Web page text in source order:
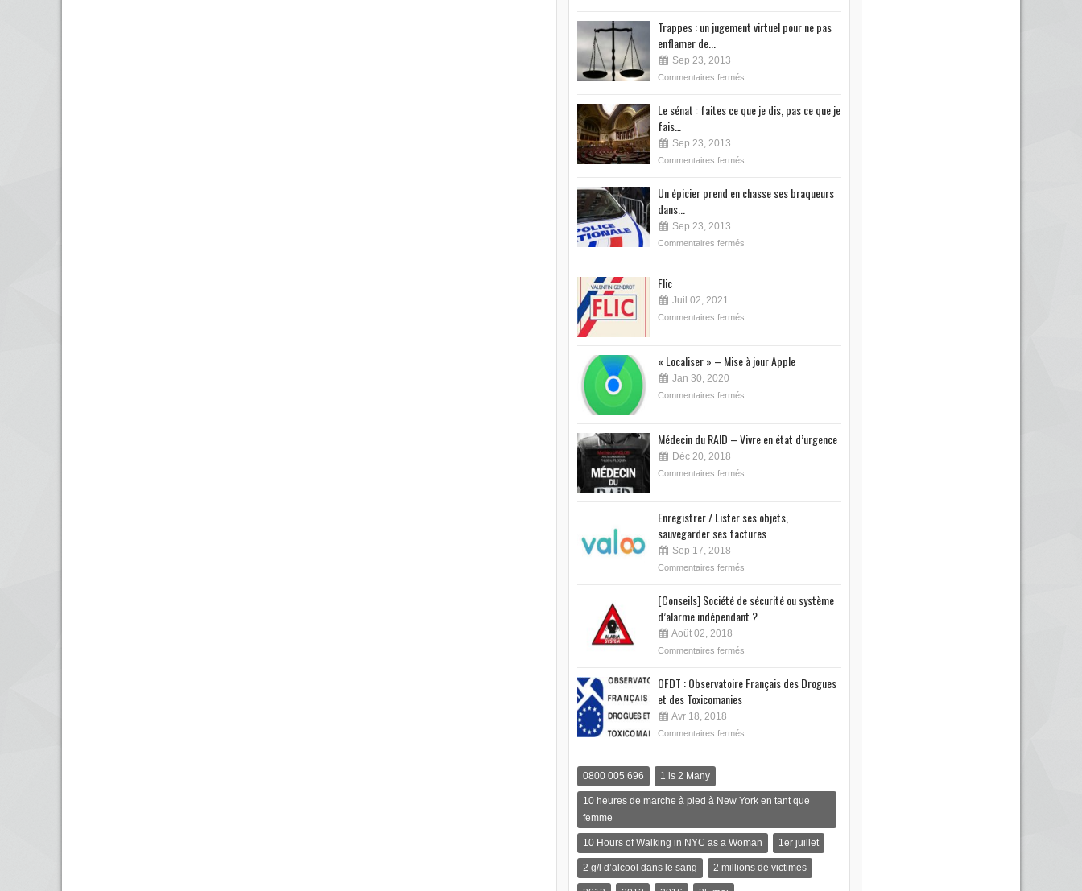
Trappes : un jugement virtuel pour ne pas
enflamer de...
Sep 23, 2013
Commentaires fermés
Le sénat : faites ce que je dis, pas ce que je
fais…
Sep 23, 2013
Commentaires fermés
Un épicier prend en chasse ses braqueurs
dans...
Sep 23, 2013
Commentaires fermés
Flic
Juil 02, 2021
Commentaires fermés
« Localiser » – Mise à jour Apple
Jan 30, 2020
Commentaires fermés
Médecin du RAID – Vivre en état d’urgence
Déc 20, 2018
Commentaires fermés
Enregistrer / Lister ses objets,
sauvegarder ses factures
Sep 17, 2018
Commentaires fermés
[Conseils] Société de sécurité ou système
d’alarme indépendant ?
Août 02, 2018
Commentaires fermés
OFDT : Observatoire Français des Drogues
et des Toxicomanies
Avr 18, 2018
Commentaires fermés
0800 005 696 1 is 2 Many
10 heures de marche à pied à New York en tant que
femme
10 Hours of Walking in NYC as a Woman 1er juillet
2 g/l d’alcool dans le sang 2 millions de victimes